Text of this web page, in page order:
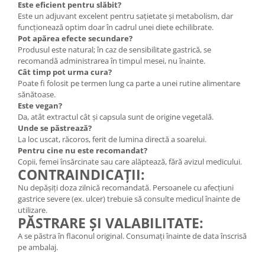
Este eficient pentru slăbit?
Este un adjuvant excelent pentru sațietate și metabolism, dar
funcționează optim doar în cadrul unei diete echilibrate.
Pot apărea efecte secundare?
Produsul este natural; în caz de sensibilitate gastrică, se
recomandă administrarea în timpul mesei, nu înainte.
Cât timp pot urma cura?
Poate fi folosit pe termen lung ca parte a unei rutine alimentare
sănătoase.
Este vegan?
Da, atât extractul cât și capsula sunt de origine vegetală.
Unde se păstrează?
La loc uscat, răcoros, ferit de lumina directă a soarelui.
Pentru cine nu este recomandat?
Copii, femei însărcinate sau care alăptează, fără avizul medicului.
CONTRAINDICAȚII:
Nu depășiți doza zilnică recomandată. Persoanele cu afecțiuni
gastrice severe (ex. ulcer) trebuie să consulte medicul înainte de
utilizare.
PĂSTRARE ȘI VALABILITATE:
A se păstra în flaconul original. Consumați înainte de data înscrisă
pe ambalaj.